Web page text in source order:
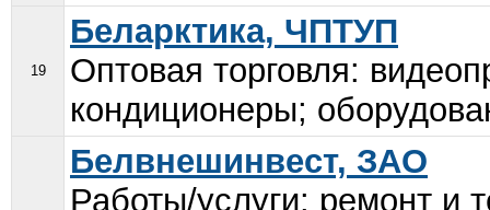
19
Беларктика, ЧПТУП
Оптовая торговля:
кондиционеры;
Белвнешинвест, ЗАО
Работы/услуги: ремонт и